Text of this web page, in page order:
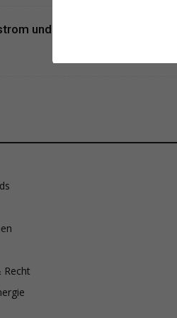
und wie nachhaltig ist
Recht